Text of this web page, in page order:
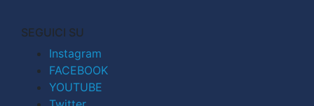
SEGUICI SU
Instagram
FACEBOOK
YOUTUBE